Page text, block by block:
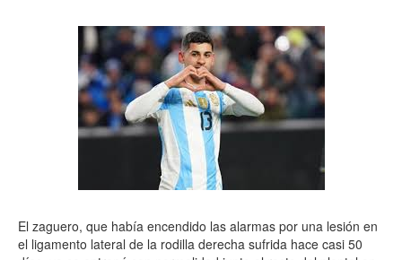
El zaguero, que había encendido las alarmas por una lesión en
el ligamento lateral de la rodilla derecha sufrida hace casi 50